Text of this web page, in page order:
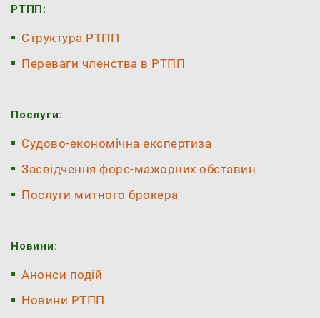
РТПП:
Структура РТПП
Переваги членства в РТПП
Послуги:
Судово-економічна експертиза
Засвідчення форс-мажорних обставин
Послуги митного брокера
Новини:
Анонси подій
Новини РТПП